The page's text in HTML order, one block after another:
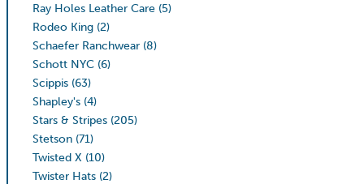
Ray Holes Leather Care (5)
Rodeo King (2)
Schaefer Ranchwear (8)
Schott NYC (6)
Scippis (63)
Shapley's (4)
Stars & Stripes (205)
Stetson (71)
Twisted X (10)
Twister Hats (2)